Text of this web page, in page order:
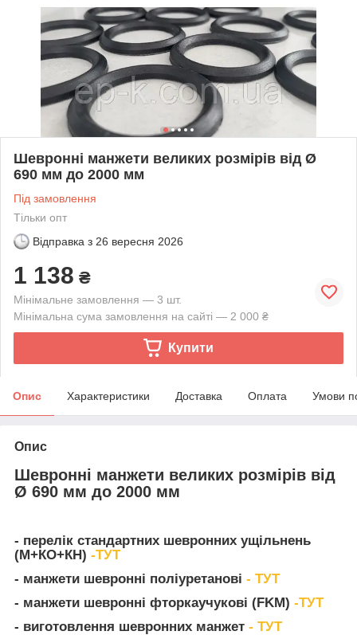
Шевронні манжети великих розмірів від Ø
690 мм до 2000 мм
Під замовлення
Тільки опт
Відправка з 26 вересня 2026
1 138 ₴
Мінімальне замовлення — 3 шт.
Мінімальна сума замовлення на сайті — 2 000 ₴
Купити
Опис Характеристики Доставка Оплата Умови
Опис
Шевронні манжети великих розмірів від
Ø 690 мм до 2000 мм
- перелік стандартних шевронних ущільнень
(М+КО+КН) -ТУТ
- манжети шевронні поліуретанові - ТУТ
- манжети шевронні фторкаучукові (FKM) -ТУТ
- виготовлення шевронних манжет - ТУТ